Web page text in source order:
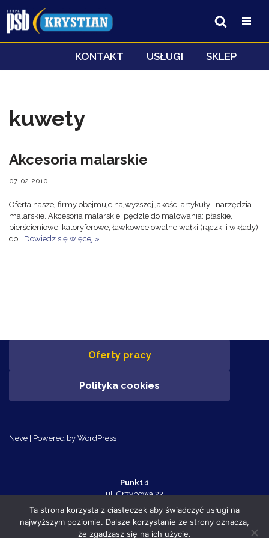
Przejdź
do
KONTAKT USŁUGI SKLEP
kuwety
Akcesoria malarskie
07-02-2010
Oferta naszej firmy obejmuje najwyższej jakości artykuły i narzędzia
malarskie. Akcesoria malarskie: pędzle do malowania: płaskie,
pierścieniowe, kaloryferowe, ławkowce owalne wałki (rączki i wkłady)
do… Dowiedz się więcej »
Oferty pracy
Polityka cookies
Neve | Powered by WordPress
Punkt 1
ul. Grzybowa 22
Police 72-010
tel. 91 455 70 32
Ta strona korzysta z ciasteczek aby świadczyć usługi na
najwyższym poziomie. Dalsze korzystanie ze strony oznacza,
że zgadzasz się na ich użycie.